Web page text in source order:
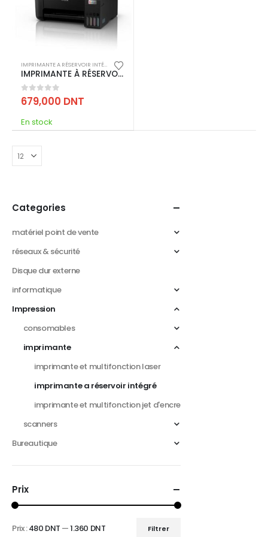
,IMPRESSION
IMPRIMANTE À RÉSERVOIR INTÉGRÉ EPSON ECOTANK L3251 3EN1 COULEUR WIFI – NOIR (C11CJ67409)
0out of 5
679,000 DNT
En stock
Categories
matériel point de vente
réseaux & sécurité
Disque dur externe
informatique
Impression
consomables
imprimante
imprimante et multifonction laser
imprimante a réservoir intégré
imprimante et multifonction jet d'encre
scanners
Bureautique
Prix
Filtrer
Prix :480 DNT —1.360 DNT